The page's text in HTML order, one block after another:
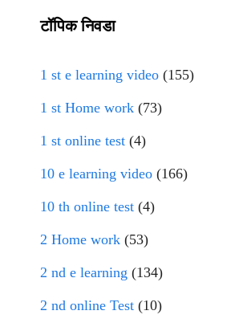
टॉपिक निवडा
1 st e learning video (155)
1 st Home work (73)
1 st online test (4)
10 e learning video (166)
10 th online test (4)
2 Home work (53)
2 nd e learning (134)
2 nd online Test (10)